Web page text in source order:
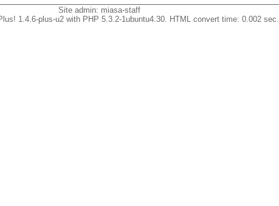
Site admin: miasa-staff
1.4.6-plus-u2 with PHP 5.3.2-1ubuntu4.30. HTML convert time: 0.002 sec.